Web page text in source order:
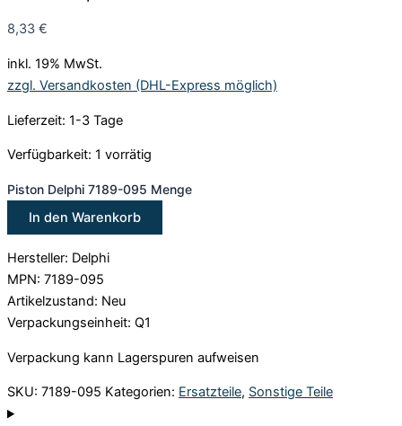
8,33 €
inkl. 19% MwSt.
zzgl. Versandkosten (DHL-Express möglich)
Lieferzeit: 1-3 Tage
Verfügbarkeit: 1 vorrätig
Piston Delphi 7189-095 Menge
In den Warenkorb
Hersteller: Delphi
MPN: 7189-095
Artikelzustand: Neu
Verpackungseinheit: Q1
Verpackung kann Lagerspuren aufweisen
SKU: 7189-095 Kategorien: Ersatzteile, Sonstige Teile